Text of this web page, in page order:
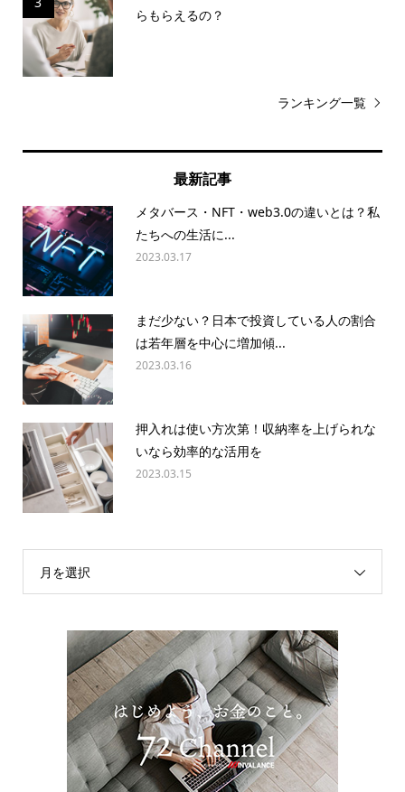
らもらえるの？
ランキング一覧
最新記事
メタバース・NFT・web3.0の違いとは？私
たちへの生活に...
2023.03.17
まだ少ない？日本で投資している人の割合
は若年層を中心に増加傾...
2023.03.16
押入れは使い方次第！収納率を上げられな
いなら効率的な活用を
2023.03.15
月を選択